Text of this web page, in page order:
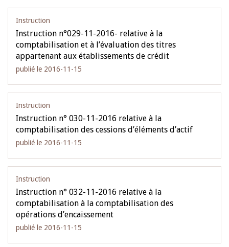
Instruction
Instruction n°029-11-2016- relative à la
comptabilisation et à l’évaluation des titres
appartenant aux établissements de crédit
publié le 2016-11-15
Instruction
Instruction n° 030-11-2016 relative à la
comptabilisation des cessions d’éléments d’actif
publié le 2016-11-15
Instruction
Instruction n° 032-11-2016 relative à la
comptabilisation à la comptabilisation des
opérations d’encaissement
publié le 2016-11-15